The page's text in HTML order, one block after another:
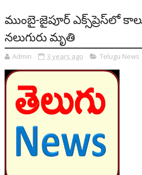
ముంబై-జైపూర్ ఎక్స్‌ప్రెస్‌లో
నలుగురు మృతి
Admin 3 years ago Telugu News